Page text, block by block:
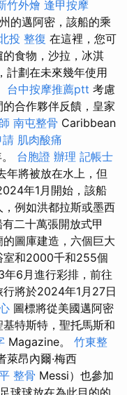
竹外燴 逢甲按摩
的邁阿密，該船的乘
投 整復 在這裡，您可
食物，沙拉，冰淇
計劃在未來幾年使用
台中按摩推薦ptt 考慮
合作夥伴反饋，皇家
南屯整骨 Caribbean
請 肌肉酸痛
台胞證 辦理 記帳士
年將被放在水上，但
年1月開始，該船
例如洪都拉斯或墨西
二十萬張開放式甲
圖庫建造，六個巨大
室和2000千和255個
6月進行彩排，前往
將於2024年1月27日
圖標將從美國邁阿密
特斯特，聖托馬斯和
Magazine。 竹東整
萊昂內爾·梅西
整骨 Messi）也參加
球球放在為此目的的